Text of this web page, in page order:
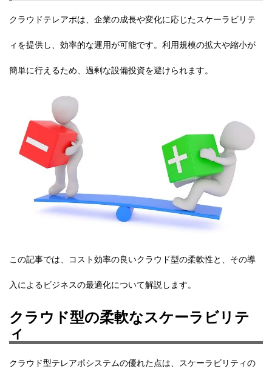
クラウドテレアポは、企業の成長や変化に応じたスケーラビリテ
ィを提供し、効率的な運用が可能です。利用規模の拡大や縮小が
簡単に行えるため、過剰な設備投資を避けられます。
この記事では、コスト効率の良いクラウド型の柔軟性と、その導
入によるビジネスの最適化について解説します。
クラウド型の柔軟なスケーラビリテ
ィ
クラウド型テレアポシステムの優れた点は、スケーラビリティの